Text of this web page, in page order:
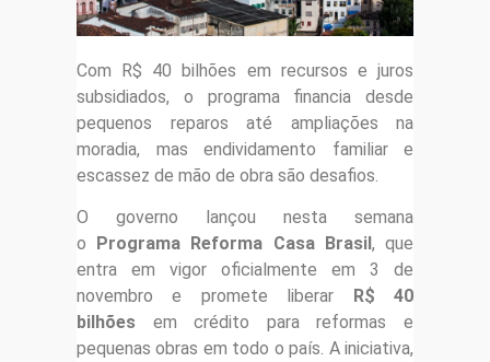
Com R$ 40 bilhões em recursos e juros
subsidiados, o programa financia desde
pequenos reparos até ampliações na
moradia, mas endividamento familiar e
escassez de mão de obra são desafios.
O governo lançou nesta semana
o Programa Reforma Casa Brasil, que
entra em vigor oficialmente em 3 de
novembro e promete liberar R$ 40
bilhões em crédito para reformas e
pequenas obras em todo o país. A iniciativa,